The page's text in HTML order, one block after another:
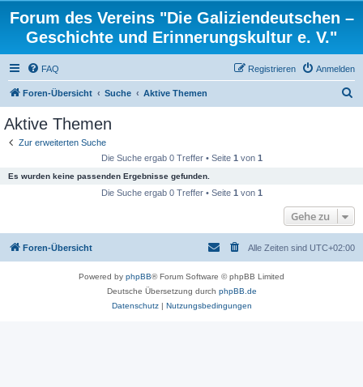
Forum des Vereins "Die Galiziendeutschen –
Geschichte und Erinnerungskultur e. V."
FAQ Anmelden
Registrieren
Foren-Übersicht Suche Aktive Themen
Aktive Themen
Zur erweiterten Suche
Die Suche ergab 0 Treffer • Seite 1 von 1
Es wurden keine passenden Ergebnisse gefunden.
Die Suche ergab 0 Treffer • Seite 1 von 1
Gehe zu
Foren-Übersicht Alle Zeiten sind UTC+02:00
Powered by phpBB® Forum Software © phpBB Limited
Deutsche Übersetzung durch phpBB.de
Datenschutz| Nutzungsbedingungen